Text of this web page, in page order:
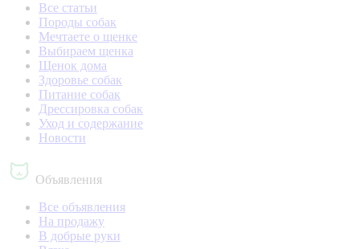
Все статьи
Породы собак
Мечтаете о щенке
Выбираем щенка
Щенок дома
Здоровье собак
Питание собак
Дрессировка собак
Уход и содержание
Новости
Объявления
Все объявления
На продажу
В добрые руки